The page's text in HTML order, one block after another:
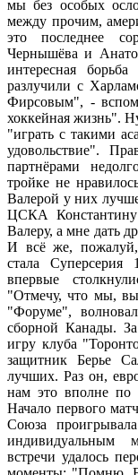
мы без особых
между прочим,
это последнее
Чернышёва и
интересная
разлучили с
Фирсовым", -
хоккейная жизнь".
"играть с такими
удовольствие".
партнёрами
тройке не
Валерой у них
ЦСКА
Валеру, а мне дать
И всё же, пожалуй,
стала Суперсерия
впервые
"Отмечу, что мы,
"Форуме",
сборной Канады.
игру клуба
защитник Берье
лучших. Раз он,
нам это вполне
Начало первого
Союза
индивидуальным
встречи удалось